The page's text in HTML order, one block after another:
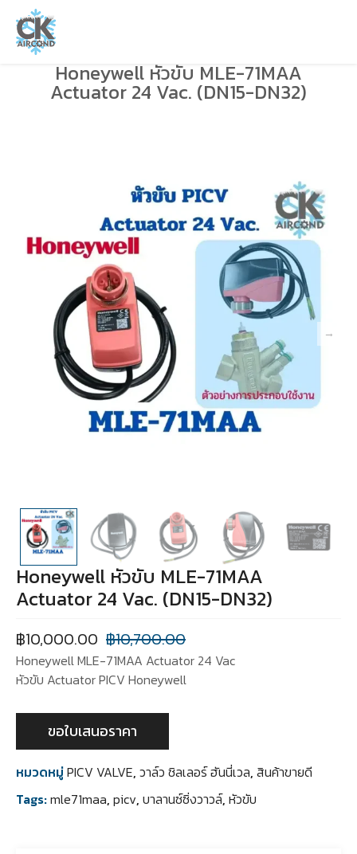
Honeywell หัวขับ MLE-71MAA
Actuator 24 Vac. (DN15-DN32)
Honeywell หัวขับ MLE-71MAA
Actuator 24 Vac. (DN15-DN32)
฿10,700.00
฿10,000.00
Honeywell MLE-71MAA Actuator 24 Vac
หัวขับ Actuator PICV Honeywell
ขอใบเสนอราคา
หมวดหมู่PICV VALVE, วาล์ว ชิลเลอร์ ฮันนี่เวล, สินค้าขายดี
Tags:mle71maa, picv, บาลานซ์ซิ่งวาวล์, หัวขับ